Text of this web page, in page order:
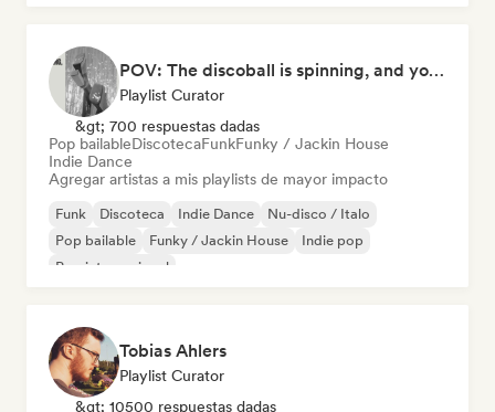
POV: The discoball is spinning, and you’re the star
Playlist Curator
&gt; 700 respuestas dadas
Pop bailableDiscotecaFunkFunky / Jackin House
Indie Dance
Agregar artistas a mis playlists de mayor impacto
Funk Discoteca Indie Dance
Nu-disco / Italo
Pop bailable
Funky / Jackin House
Indie pop
Pop internacional
Tobias Ahlers
Playlist Curator
&gt; 10500 respuestas dadas